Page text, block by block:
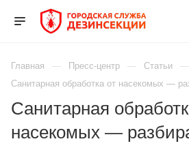
Главная Пресс-центр
Статьи
Санитарная обработка от насекомых —
Санитарная
насекомых —